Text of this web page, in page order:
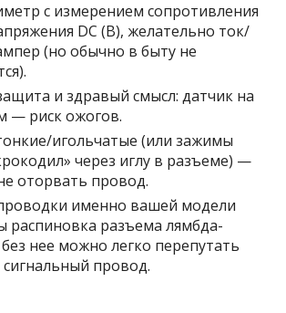
с измерением сопротивления
DC (В), желательно ток/
(но обычно в быту не
и здравый смысл: датчик на
— риск ожогов.
игольчатые (или зажимы
через иглу в разъеме) —
оторвать провод.
именно вашей модели
распиновка разъема лямбда-
нее можно легко перепутать
сигнальный провод.